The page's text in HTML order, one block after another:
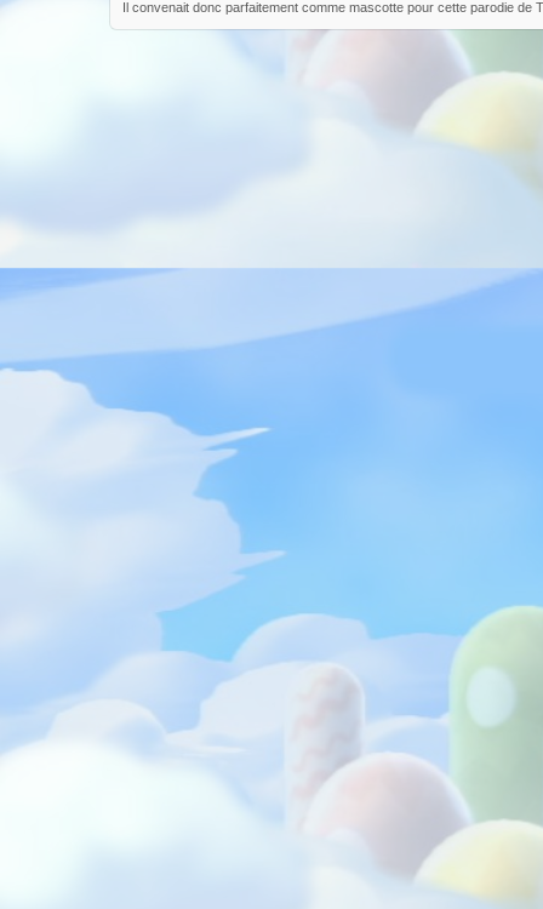
Il convenait donc parfaitement comme mascotte pour cette parodie de